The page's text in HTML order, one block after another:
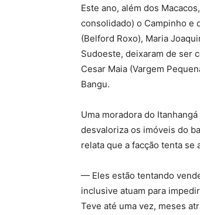
Este ano, além dos
consolidado) o Campinho e
(Belford Roxo), Maria
Sudoeste, deixaram de ser
Cesar Maia (Vargem
Bangu.
Uma moradora do
desvaloriza os imóveis do
relata que a facção tenta
— Eles estão tentando
inclusive atuam para
Teve até uma vez, meses